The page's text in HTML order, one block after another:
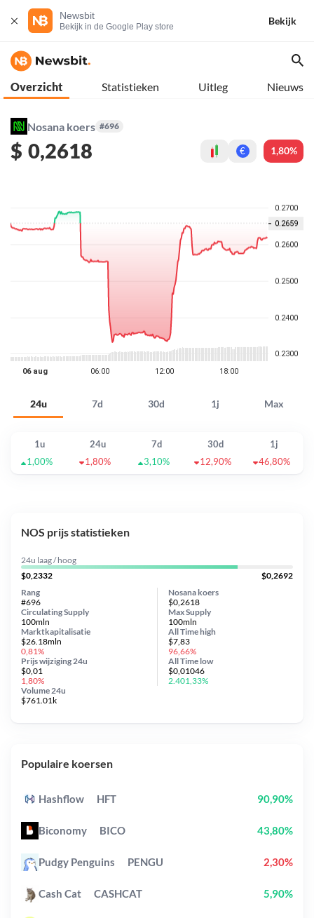
Newsbit
Bekijk in de Google Play store
Bekijk
Overzicht Statistieken Uitleg Nieuws
Nosana koers #696
$ 0,2618 € 1,80%
24u 7d 30d 1j Max
1u 24u 7d 30d
1j
1,00%
1,80% 3,10% 12,90% 46,80%
NOS prijs statistieken
24u laag / hoog
$0,2332
$0,2692
Nosana koers
$0,2618
Circulating Supply
100mln
Prijs wijziging 24u
$0,01
1,80%
Max Supply
100mln
Marktkapitalisatie
$26.18mln
0,81%
Volume 24u
$761.01k
Rang
#696
All Timehigh
$7,83
96,66%
All Time low
$0,01046
2.401,33%
Populaire koersen
Hashflow HFT 90,90%
Biconomy BICO 43,80%
Pudgy Penguins PENGU 2,30%
Cash Cat CASHCAT 5,90%